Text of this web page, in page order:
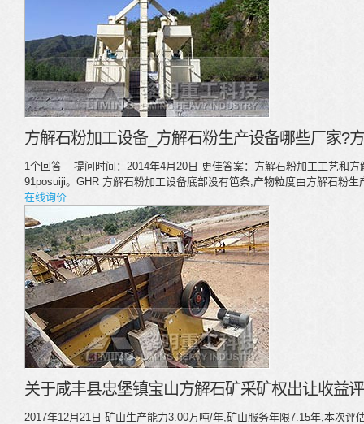
方解石粉加工设备_方解石粉生产设备哪些厂家?
1个回答 – 提问时间：2014年4月20日 更佳答案：方解石粉加工工艺和
91posuiji。GHR 方解石粉加工设备底部没有笆条,产物粒度由方解石粉
在线询价
关于咸丰县忠堡镇宝山方解石矿采矿权出让收益
2017年12月21日-矿山生产能力3.00万吨/年,矿山服务年限7.15年,本次评